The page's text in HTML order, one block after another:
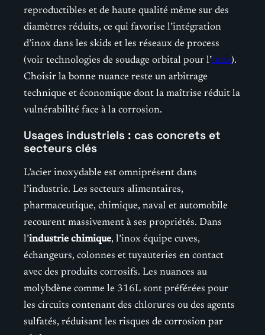
reproductibles et de haute qualité même sur des
diamètres réduits, ce qui favorise l’intégration
d’inox dans les skids et les réseaux de process
(voir technologies de soudage orbital pour l’inox).
Choisir la bonne nuance reste un arbitrage
technique et économique dont la maîtrise réduit la
vulnérabilité face à la corrosion.
Usages industriels : cas concrets et
secteurs clés
L’acier inoxydable est omniprésent dans
l’industrie. Les secteurs alimentaires,
pharmaceutique, chimique, naval et automobile
recourent massivement à ses propriétés. Dans
l’industrie chimique, l’inox équipe cuves,
échangeurs, colonnes et tuyauteries en contact
avec des produits corrosifs. Les nuances au
molybdène comme le 316L sont préférées pour
les circuits contenant des chlorures ou des agents
sulfatés, réduisant les risques de corrosion par